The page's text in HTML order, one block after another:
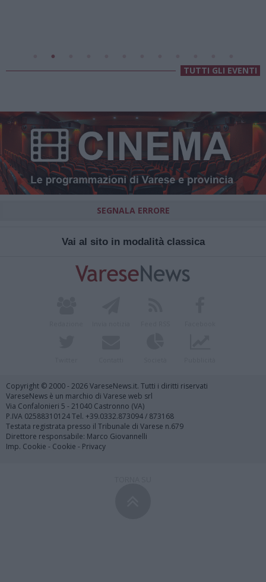
TUTTI GLI EVENTI
SEGNALA ERRORE
Vai al sito in modalità classica
Copyright © 2000 - 2026 VareseNews.it. Tutti i diritti riservati
VareseNews è un marchio di Varese web srl
Via Confalonieri 5 - 21040 Castronno (VA)
P.IVA 02588310124 Tel. +39.0332.873094 / 873168
Testata registrata presso il Tribunale di Varese n.679
Direttore responsabile: Marco Giovannelli
Imp. Cookie - Cookie - Privacy